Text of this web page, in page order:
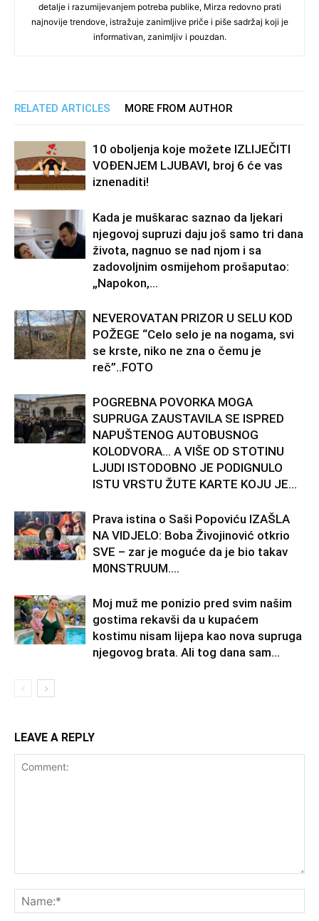
detalje i razumijevanjem potreba publike, Mirza redovno prati
najnovije trendove, istražuje zanimljive priče i piše sadržaj koji je
informativan, zanimljiv i pouzdan.
RELATED ARTICLES MORE FROM AUTHOR
10 oboljenja koje možete IZLIJEČITI
VOĐENJEM LJUBAVI, broj 6 će vas
iznenaditi!
Kada je muškarac saznao da ljekari
njegovoj supruzi daju još samo tri dana
života, nagnuo se nad njom i sa
zadovoljnim osmijehom prošaputao:
„Napokon,...
NEVEROVATAN PRIZOR U SELU KOD
POŽEGE “Celo selo je na nogama, svi
se krste, niko ne zna o čemu je
reč”..FOTO
POGREBNA POVORKA MOGA
SUPRUGA ZAUSTAVILA SE ISPRED
NAPUŠTENOG AUTOBUSNOG
KOLODVORA… A VIŠE OD STOTINU
LJUDI ISTODOBNO JE PODIGNULO
ISTU VRSTU ŽUTE KARTE KOJU JE...
Prava istina o Saši Popoviću IZAŠLA
NA VIDJELO: Boba Živojinović otkrio
SVE – zar je moguće da je bio takav
M0NSTRUUM….
Moj muž me ponizio pred svim našim
gostima rekavši da u kupaćem
kostimu nisam lijepa kao nova supruga
njegovog brata. Ali tog dana sam...
LEAVE A REPLY